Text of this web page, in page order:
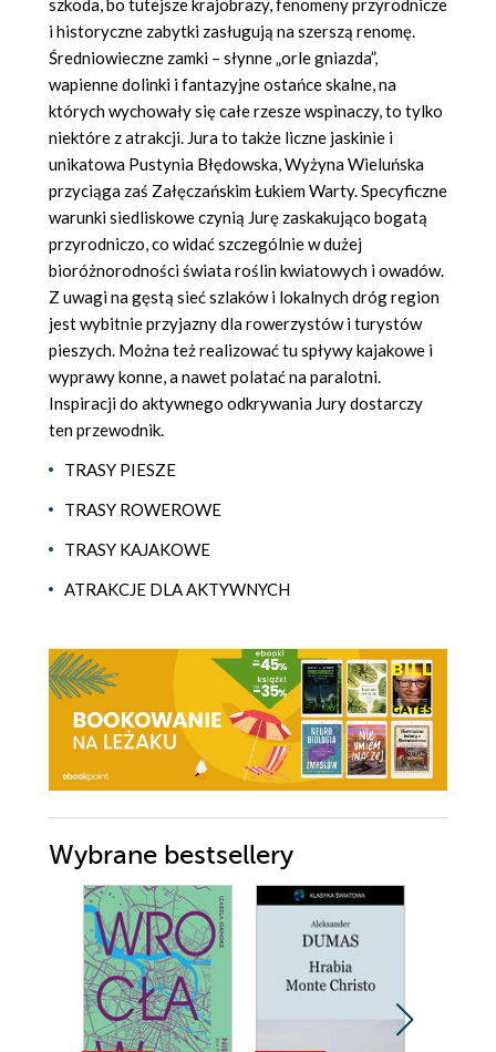
szkoda, bo tutejsze krajobrazy, fenomeny przyrodnicze
i historyczne zabytki zasługują na szerszą renomę.
Średniowieczne zamki – słynne „orle gniazda”,
wapienne dolinki i fantazyjne ostańce skalne, na
których wychowały się całe rzesze wspinaczy, to tylko
niektóre z atrakcji. Jura to także liczne jaskinie i
unikatowa Pustynia Błędowska, Wyżyna Wieluńska
przyciąga zaś Załęczańskim Łukiem Warty. Specyficzne
warunki siedliskowe czynią Jurę zaskakująco bogatą
przyrodniczo, co widać szczególnie w dużej
bioróżnorodności świata roślin kwiatowych i owadów.
Z uwagi na gęstą sieć szlaków i lokalnych dróg region
jest wybitnie przyjazny dla rowerzystów i turystów
pieszych. Można też realizować tu spływy kajakowe i
wyprawy konne, a nawet polatać na paralotni.
Inspiracji do aktywnego odkrywania Jury dostarczy
ten przewodnik.
TRASY PIESZE
TRASY ROWEROWE
TRASY KAJAKOWE
ATRAKCJE DLA AKTYWNYCH
Wybrane bestsellery